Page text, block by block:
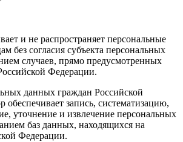
и не распространяет персональные
без согласия субъекта персональных
случаев, прямо предусмотренных
Федерации.
данных граждан Российской
обеспечивает запись, систематизацию,
уточнение и извлечение персональных
баз данных, находящихся на
Федерации.